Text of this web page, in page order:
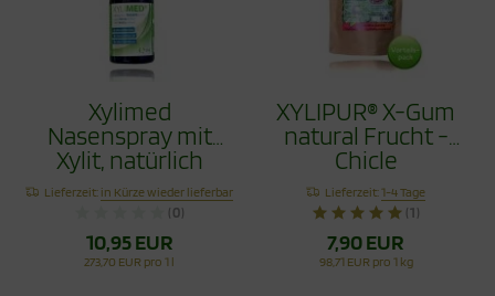
Xylimed
Nasenspray mit
Xylit, natürlich
reinigend, 45ml
Lieferzeit: in Kürze wieder lieferbar
(0)
10,95 EUR
273,70 EUR pro 1 l
XYLIPUR® X-Gum
natural Frucht -
Chicle
Vorteilspack 80g
Lieferzeit:1-4 Tage
(1)
7,90 EUR
98,71 EUR pro 1 kg